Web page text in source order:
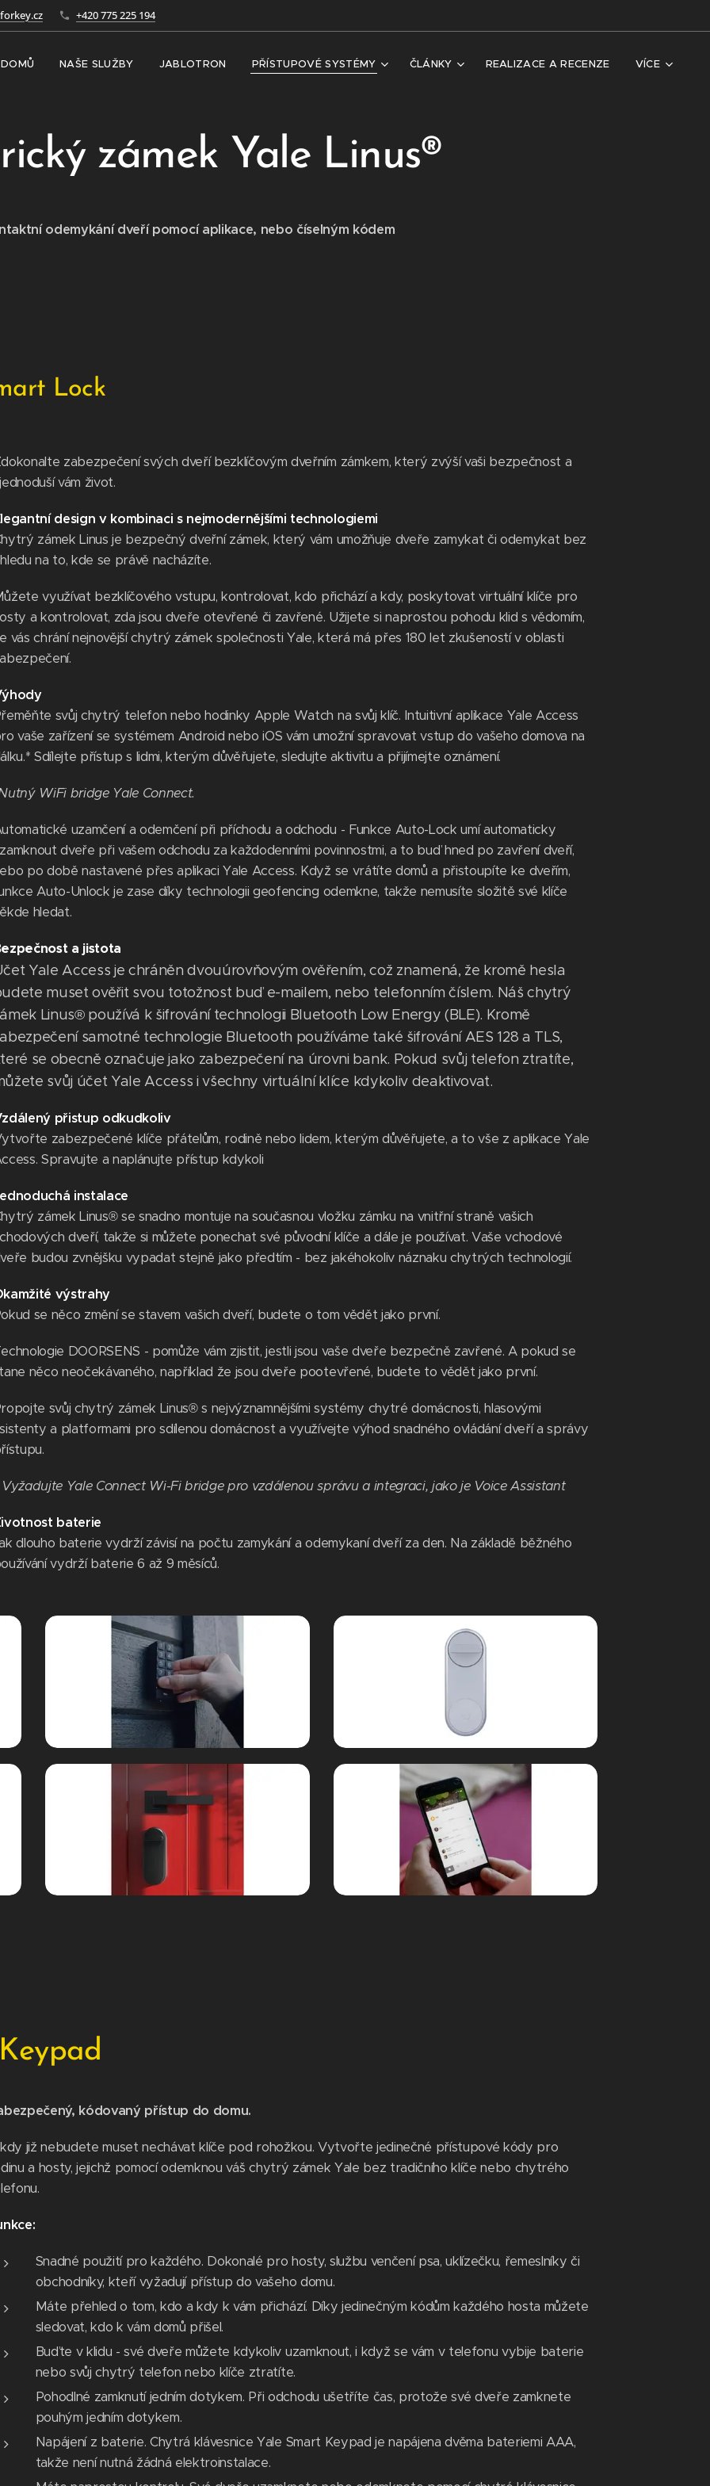
+420 775 225 194
DOMŮ NAŠE SLUŽBY JABLOTRON PŘÍSTUPOVÉ SYSTÉMY ČLÁNKY REALIZACE A RECENZE VÍCE
zámek Yale Linus®
odemykání dveří pomocí aplikace, nebo číselným kódem
Lock
zabezpečení svých dveří bezklíčovým dveřním zámkem, který zvýší vaši bezpečnost a
vám život.
design v kombinaci s nejmodernějšími technologiemi
zámek Linus je bezpečný dveřní zámek, který vám umožňuje dveře zamykat či odemykat bez
na to, kde se právě nacházíte.
využívat bezklíčového vstupu, kontrolovat, kdo přichází a kdy, poskytovat virtuální klíče pro
a kontrolovat, zda jsou dveře otevřené či zavřené. Užijete si naprostou pohodu klid s vědomím,
vás chrání nejnovější chytrý zámek společnosti Yale, která má přes 180 let zkušeností v oblasti
svůj chytrý telefon nebo hodinky Apple Watch na svůj klíč. Intuitivní aplikace Yale Access
vaše zařízení se systémem Android nebo iOS vám umožní spravovat vstup do vašeho domova na
Sdílejte přístup s lidmi, kterým důvěřujete, sledujte aktivitu a přijímejte oznámení.
WiFi bridge Yale Connect.
uzamčení a odemčení při příchodu a odchodu - Funkce Auto-Lock umí automaticky
dveře při vašem odchodu za každodenními povinnostmi, a to buď hned po zavření dveří,
po době nastavené přes aplikaci Yale Access. Když se vrátíte domů a přistoupíte ke dveřím,
Auto-Unlock je zase díky technologii geofencing odemkne, takže nemusíte složitě své klíče
hledat.
a jistota
Yale Access je chráněn dvouúrovňovým ověřením, což znamená, že kromě hesla
muset ověřit svou totožnost buď e-mailem, nebo telefonním číslem. Náš chytrý
Linus® používá k šifrování technologii Bluetooth Low Energy (BLE). Kromě
samotné technologie Bluetooth používáme také šifrování AES 128 a TLS,
se obecně označuje jako zabezpečení na úrovni bank. Pokud svůj telefon ztratíte,
svůj účet Yale Access i všechny virtuální klíce kdykoliv deaktivovat.
přistup odkudkoliv
zabezpečené klíče přátelům, rodině nebo lidem, kterým důvěřujete, a to vše z aplikace Yale
Spravujte a naplánujte přístup kdykoli
instalace
zámek Linus® se snadno montuje na současnou vložku zámku na vnitřní straně vašich
dveří, takže si můžete ponechat své původní klíče a dále je používat. Vaše vchodové
budou zvnějšku vypadat stejně jako předtím - bez jakéhokoliv náznaku chytrých technologií.
výstrahy
se něco změní se stavem vašich dveří, budete o tom vědět jako první.
DOORSENS - pomůže vám zjistit, jestli jsou vaše dveře bezpečně zavřené. A pokud se
něco neočekávaného, například že jsou dveře pootevřené, budete to vědět jako první.
svůj chytrý zámek Linus® s nejvýznamnějšími systémy chytré domácnosti, hlasovými
a platformami pro sdílenou domácnost a využívejte výhod snadného ovládání dveří a správy
Vyžadujte Yale Connect Wi-Fi bridge pro vzdálenou správu a integraci, jako je Voice Assistant
baterie
dlouho baterie vydrží závisí na počtu zamykání a odemykaní dveří za den. Na základě běžného
vydrží baterie 6 až 9 měsíců.
kódovaný přístup do domu.
již nebudete muset nechávat klíče pod rohožkou. Vytvořte jedinečné přístupové kódy pro
a hosty, jejichž pomocí odemknou váš chytrý zámek Yale bez tradičního klíče nebo chytrého
Snadné použití pro každého. Dokonalé pro hosty, službu venčení psa, uklízečku, řemeslníky či
obchodníky, kteří vyžadují přístup do vašeho domu.
Máte přehled o tom, kdo a kdy k vám přichází. Díky jedinečným kódům každého hosta můžete
sledovat, kdo k vám domů přišel.
Buďte v klidu - své dveře můžete kdykoliv uzamknout, i když se vám v telefonu vybije baterie
nebo svůj chytrý telefon nebo klíče ztratíte.
Pohodlné zamknutí jedním dotykem. Při odchodu ušetříte čas, protože své dveře zamknete
pouhým jedním dotykem.
Napájení z baterie. Chytrá klávesnice Yale Smart Keypad je napájena dvěma bateriemi AAA,
takže není nutná žádná elektroinstalace.